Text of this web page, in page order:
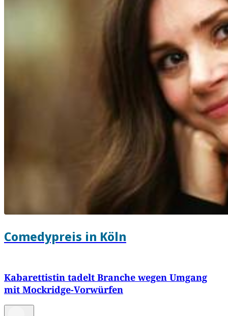
Comedypreis in Köln
Kabarettistin tadelt Branche wegen Umgang
mit Mockridge-Vorwürfen